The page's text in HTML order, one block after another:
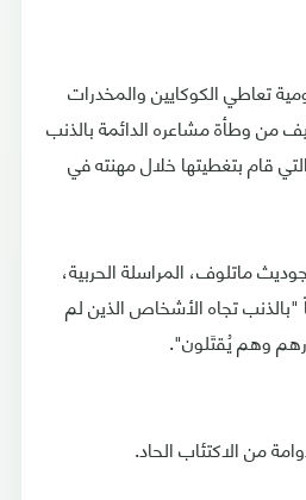
تعاطي الكوكايين والمخدرات
من وطأة مشاعره الدائمة بالذنب
قام بتغطيتها خلال مهنته في
ماتلوف، المراسلة الحربية،
"بالذنب تجاه الأشخاص الذين لم
وهم يُقتَلون".
من الاكتئاب الحاد.